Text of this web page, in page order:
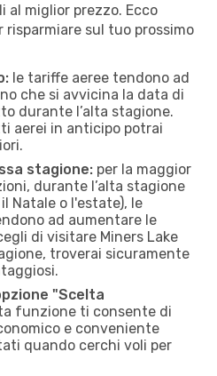
al miglior prezzo. Ecco
sul tuo prossimo
le tariffe aeree tendono ad
che si avvicina la data di
durante l’alta stagione.
aerei in anticipo potrai
stagione: per la maggior
durante l’alta stagione
Natale o l'estate), le
ad aumentare le
di visitare Miners Lake
troverai sicuramente
"Scelta
funzione ti consente di
e conveniente
quando cerchi voli per